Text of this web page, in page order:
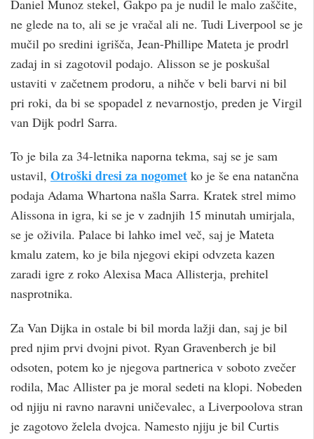
Daniel Munoz stekel, Gakpo pa je nudil le malo zaščite,
ne glede na to, ali se je vračal ali ne. Tudi Liverpool se je
mučil po sredini igrišča, Jean-Phillipe Mateta je prodrl
zadaj in si zagotovil podajo. Alisson se je poskušal
ustaviti v začetnem prodoru, a nihče v beli barvi ni bil
pri roki, da bi se spopadel z nevarnostjo, preden je Virgil
van Dijk podrl Sarra.
To je bila za 34-letnika naporna tekma, saj se je sam
ustavil, Otroški dresi za nogomet ko je še ena natančna
podaja Adama Whartona našla Sarra. Kratek strel mimo
Alissona in igra, ki se je v zadnjih 15 minutah umirjala,
se je oživila. Palace bi lahko imel več, saj je Mateta
kmalu zatem, ko je bila njegovi ekipi odvzeta kazen
zaradi igre z roko Alexisa Maca Allisterja, prehitel
nasprotnika.
Za Van Dijka in ostale bi bil morda lažji dan, saj je bil
pred njim prvi dvojni pivot. Ryan Gravenberch je bil
odsoten, potem ko je njegova partnerica v soboto zvečer
rodila, Mac Allister pa je moral sedeti na klopi. Nobeden
od njiju ni ravno naravni uničevalec, a Liverpoolova stran
je zagotovo želela dvojca. Namesto njiju je bil Curtis